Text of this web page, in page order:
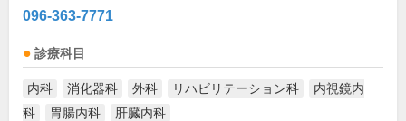
096-363-7771
診療科目
内科 消化器科 外科 リハビリテーション科
内視鏡内
科
胃腸内科 肝臓内科